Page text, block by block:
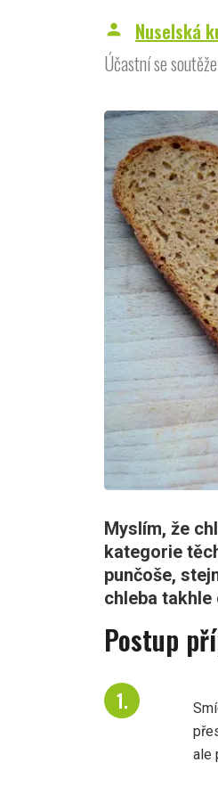
person
Nuselská
Účastní se
Myslím, že
kategorie
punčoše,
chleba takhle
Postup
ale